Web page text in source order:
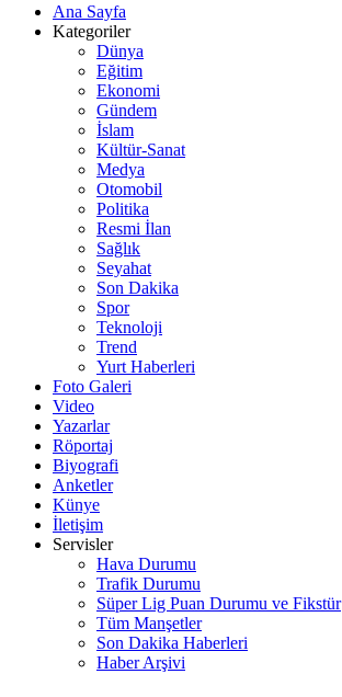
Ana Sayfa
Kategoriler
Dünya
Eğitim
Ekonomi
Gündem
İslam
Kültür-Sanat
Medya
Otomobil
Politika
Resmi İlan
Sağlık
Seyahat
Son Dakika
Spor
Teknoloji
Trend
Yurt Haberleri
Foto Galeri
Video
Yazarlar
Röportaj
Biyografi
Anketler
Künye
İletişim
Servisler
Hava Durumu
Trafik Durumu
Süper Lig Puan Durumu ve Fikstür
Tüm Manşetler
Son Dakika Haberleri
Haber Arşivi